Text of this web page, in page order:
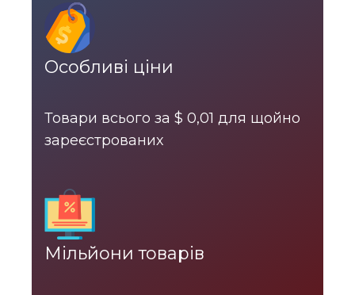
Особливі ціни
Товари всього за $ 0,01 для щойно
зареєстрованих
Мільйони товарів